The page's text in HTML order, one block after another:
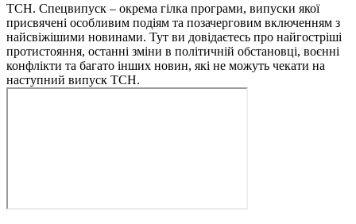
ТСН. Спецвипуск – окрема гілка програми, випуски якої
присвячені особливим подіям та позачерговим включенням з
найсвіжішими новинами. Тут ви довідаєтесь про найгостріші
протистояння, останні зміни в політичній обстановці, воєнні
конфлікти та багато інших новин, які не можуть чекати на
наступний випуск ТСН.